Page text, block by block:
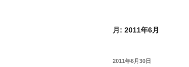
月: 2011年6月
投
2011年6月30日